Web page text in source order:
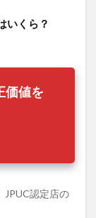
いくら？
価値を
認定店の